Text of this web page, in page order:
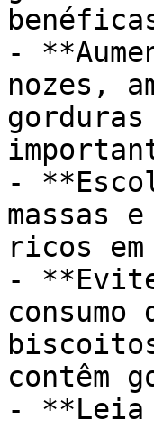
-
nozes,
-
massas
ricos
-
contêm
- **Leia